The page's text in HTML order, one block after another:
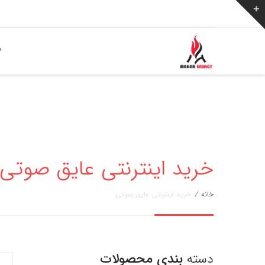
خرید اینترنتی عایق صوتی
خانه / خرید اینترنتی عایق صوتی
دسته بندی محصولات